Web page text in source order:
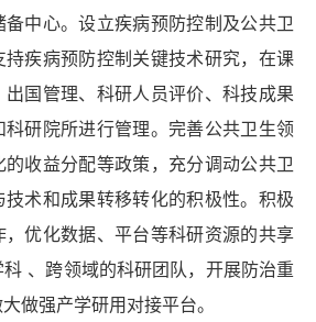
中心。设立疾病预防控制及公共卫
疾病预防控制关键技术研究，在课
国管理、科研人员评价、科技成果
研院所进行管理。完善公共卫生领
收益分配等政策，充分调动公共卫
术和成果转移转化的积极性。积极
优化数据、平台等科研资源的共享
科 、跨领域的科研团队，开展防治重
做强产学研用对接平台。